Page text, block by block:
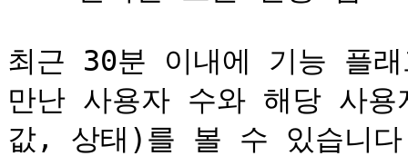
최근 30분 이내에 기능 플
만난 사용자 수와 해당 사
값, 상태)를 볼 수 있습니